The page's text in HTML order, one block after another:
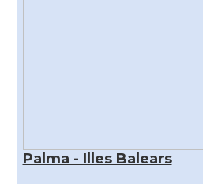
Palma - Illes Balears